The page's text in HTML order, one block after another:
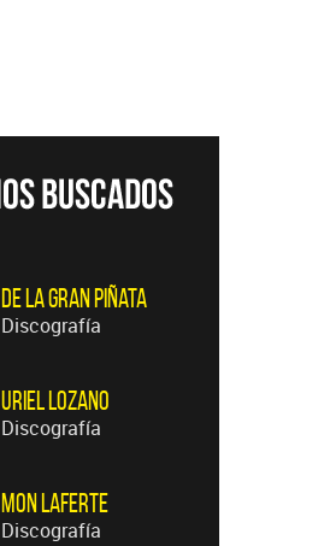
De La Gran Piñata
Discografía
Uriel Lozano
Discografía
Mon Laferte
Discografía